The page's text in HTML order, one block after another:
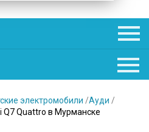


электромобили /Ауди /
Q7 Quattro в Мурманске